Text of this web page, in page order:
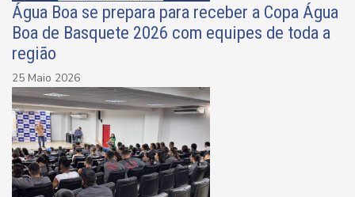
Água Boa se prepara para receber a Copa Água
Boa de Basquete 2026 com equipes de toda a
região
25 Maio 2026